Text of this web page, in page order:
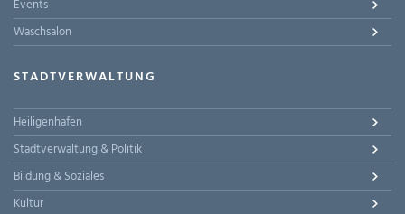
Events
Waschsalon
STADTVERWALTUNG
Heiligenhafen
Stadtverwaltung & Politik
Bildung & Soziales
Kultur